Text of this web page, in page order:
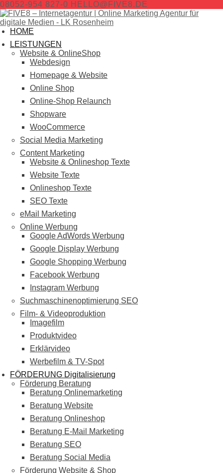
08052-954 827-0 HELLO@FIVE8.DE
HOME
LEISTUNGEN
Website & OnlineShop
Webdesign
Homepage & Website
Online Shop
Online-Shop Relaunch
Shopware
WooCommerce
Social Media Marketing
Content Marketing
Website & Onlineshop Texte
Website Texte
Onlineshop Texte
SEO Texte
eMail Marketing
Online Werbung
Google AdWords Werbung
Google Display Werbung
Google Shopping Werbung
Facebook Werbung
Instagram Werbung
Suchmaschinenoptimierung SEO
Film- & Videoproduktion
Imagefilm
Produktvideo
Erklärvideo
Werbefilm & TV-Spot
FÖRDERUNG Digitalisierung
Förderung Beratung
Beratung Onlinemarketing
Beratung Website
Beratung Onlineshop
Beratung E-Mail Marketing
Beratung SEO
Beratung Social Media
Förderung Website & Shop